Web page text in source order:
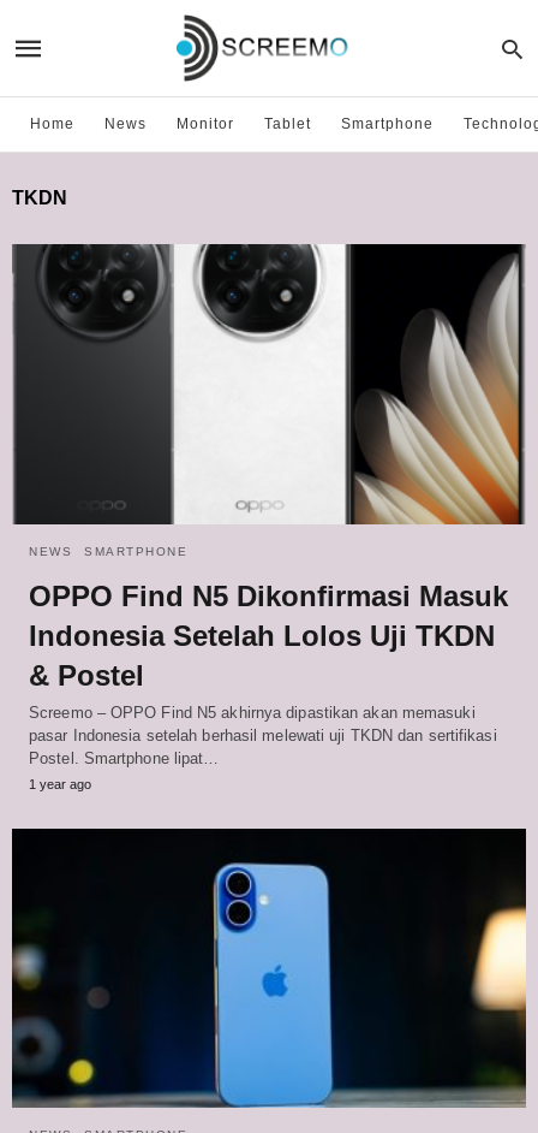
Home News Monitor Tablet Smartphone
TKDN
NEWS SMARTPHONE
OPPO Find N5 Dikonfirmasi Masuk
Indonesia Setelah Lolos Uji TKDN
& Postel
Screemo – OPPO Find N5 akhirnya dipastikan akan memasuki
pasar Indonesia setelah berhasil melewati uji TKDN dan sertifikasi
Postel. Smartphone lipat…
1 year ago